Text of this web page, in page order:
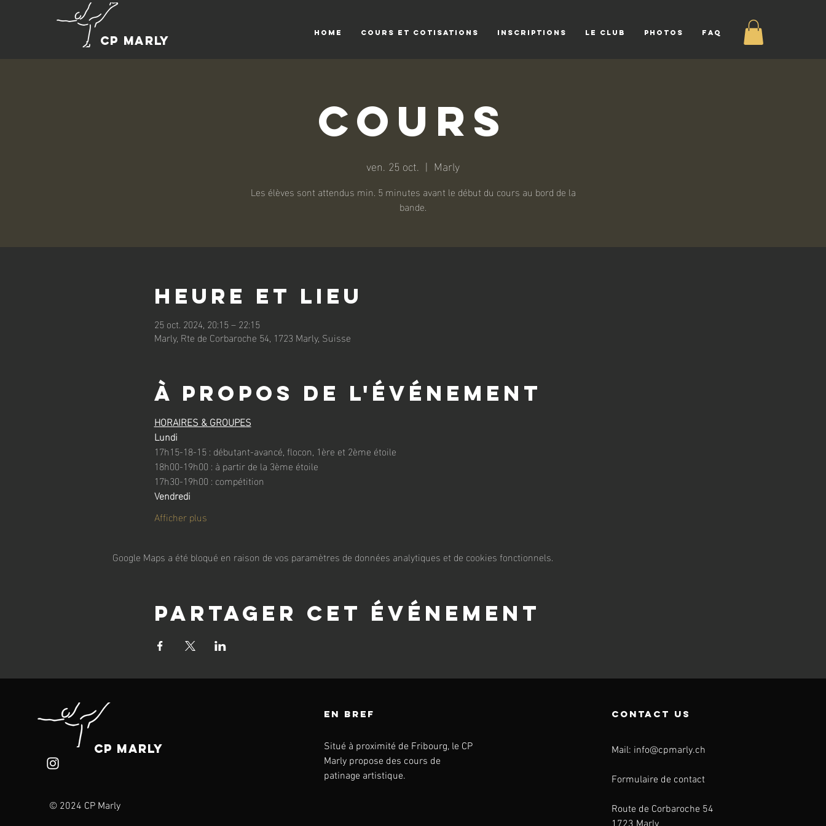
CP MARLY
HOME COURS ET COTISATIONS INSCRIPTIONS LE CLUB PHOTOS FAQ
Cours
ven. 25 oct.
  |
Marly
Les élèves sont attendus min. 5 minutes avant le début du cours au bord de la
bande.
Heure et lieu
25 oct. 2024, 20:15 – 22:15
Marly, Rte de Corbaroche 54, 1723 Marly, Suisse
À propos de l'événement
HORAIRES & GROUPES
Lundi
17h15-18-15 : débutant-avancé, flocon, 1ère et 2ème étoile
18h00-19h00 : à partir de la 3ème étoile
17h30-19h00 : compétition
Vendredi
Afficher plus
Google Maps a été bloqué en raison de vos paramètres de données analytiques et de cookies fonctionnels.
Partager cet événement
CP Marly
© 2024 CP Marly
en bref
Situé à proximité de Fribourg, le CP
Marly propose des cours de
patinage artistique.
contact us
Mail: info@cpmarly.ch
Formulaire de contact
Route de Corbaroche 54